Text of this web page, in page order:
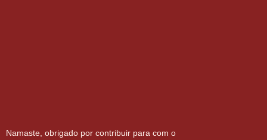
Namaste, obrigado por contribuir para com o